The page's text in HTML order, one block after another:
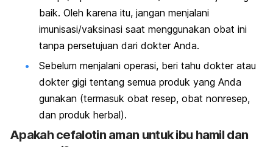
baik. Oleh karena itu, jangan menjalani
imunisasi/vaksinasi saat menggunakan obat ini
tanpa persetujuan dari dokter Anda.
Sebelum menjalani operasi, beri tahu dokter atau
dokter gigi tentang semua produk yang Anda
gunakan (termasuk obat resep, obat nonresep,
dan produk herbal).
Apakah cefalotin aman untuk ibu hamil dan